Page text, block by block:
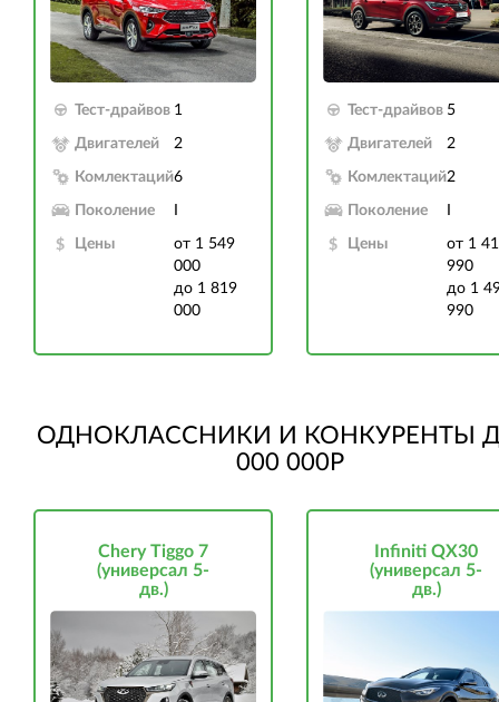
Тест-драйвов 1
Двигателей 2
Комлектаций6
Поколение
Цены
от 1 549
000
до 1 819
000
Тест-драйвов 5
Двигателей 2
Комлектаций2
Поколение
Цены
от 1
990
до 1
990
ОДНОКЛАССНИКИ И КОНКУРЕНТЫ
000 000Р
Chery Tiggo 7
(универсал 5-
дв.)
Infiniti QX30
(универсал 5-
дв.)